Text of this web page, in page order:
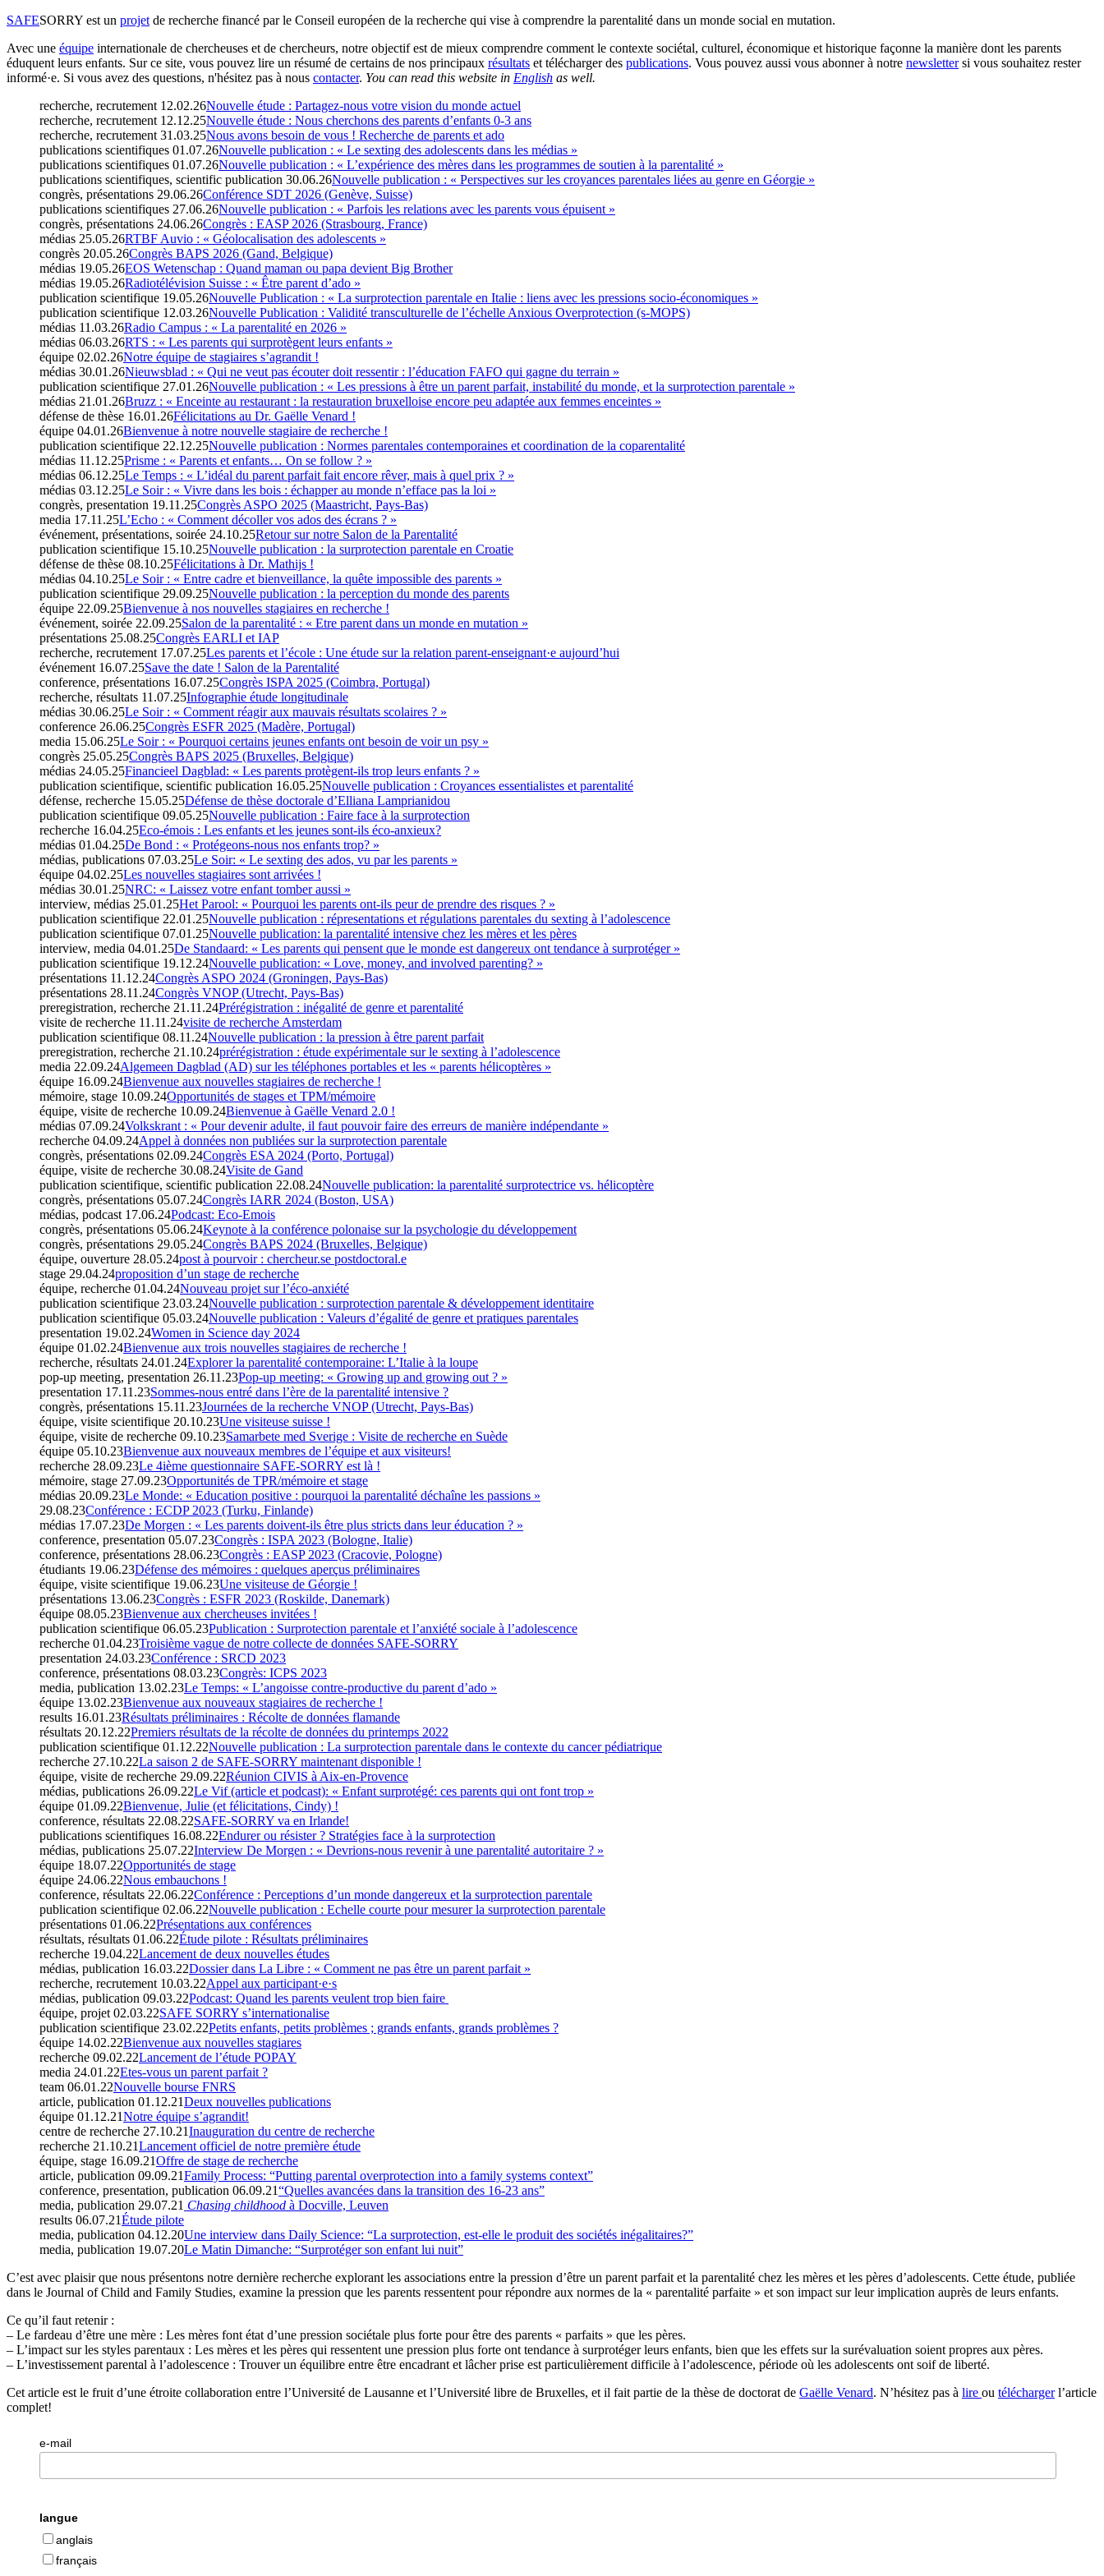
SAFESORRY est un projet de recherche financé par le Conseil européen de la recherche qui vise à comprendre la parentalité dans un monde social en mutation.
Avec une équipe internationale de chercheuses et de chercheurs, notre objectif est de mieux comprendre comment le contexte sociétal, culturel, économique et historique façonne la manière dont les parents
éduquent leurs enfants. Sur ce site, vous pouvez lire un résumé de certains de nos principaux résultats et télécharger des publications. Vous pouvez aussi vous abonner à notre newslettersi vous souhaitez rester
informé·e. Si vous avez des questions, n'hésitez pas à nous contacter. You can read this website in English as well.
recherche, recrutement 12.02.26Nouvelle étude : Partagez-nous votre vision du monde actuel
recherche, recrutement 12.12.25Nouvelle étude : Nous cherchons des parents d’enfants 0-3 ans
recherche, recrutement 31.03.25Nous avons besoin de vous ! Recherche de parents et ado
publications scientifiques 01.07.26Nouvelle publication : « Le sexting des adolescents dans les médias »
publications scientifiques 01.07.26Nouvelle publication : « L’expérience des mères dans les programmes de soutien à la parentalité »
publications scientifiques, scientific publication 30.06.26Nouvelle publication : « Perspectives sur les croyances parentales liées au genre en Géorgie »
congrès, présentations 29.06.26Conférence SDT 2026 (Genève, Suisse)
publications scientifiques 27.06.26Nouvelle publication : « Parfois les relations avec les parents vous épuisent »
congrès, présentations 24.06.26Congrès : EASP 2026 (Strasbourg, France)
médias 25.05.26RTBF Auvio : « Géolocalisation des adolescents »
congrès 20.05.26Congrès BAPS 2026 (Gand, Belgique)
médias 19.05.26EOS Wetenschap : Quand maman ou papa devient Big Brother
médias 19.05.26Radiotélévision Suisse : « Être parent d’ado »
publication scientifique 19.05.26Nouvelle Publication : « La surprotection parentale en Italie : liens avec les pressions socio-économiques »
publication scientifique 12.03.26Nouvelle Publication : Validité transculturelle de l’échelle Anxious Overprotection (s-MOPS)
médias 11.03.26Radio Campus : « La parentalité en 2026 »
médias 06.03.26RTS : « Les parents qui surprotègent leurs enfants »
équipe 02.02.26Notre équipe de stagiaires s’agrandit !
médias 30.01.26Nieuwsblad : « Qui ne veut pas écouter doit ressentir : l’éducation FAFO qui gagne du terrain »
publication scientifique 27.01.26Nouvelle publication : « Les pressions à être un parent parfait, instabilité du monde, et la surprotection parentale »
médias 21.01.26Bruzz : « Enceinte au restaurant : la restauration bruxelloise encore peu adaptée aux femmes enceintes »
défense de thèse 16.01.26Félicitations au Dr. Gaëlle Venard !
équipe 04.01.26Bienvenue à notre nouvelle stagiaire de recherche !
publication scientifique 22.12.25Nouvelle publication : Normes parentales contemporaines et coordination de la coparentalité
médias 11.12.25Prisme : « Parents et enfants… On se follow ? »
médias 06.12.25Le Temps : « L’idéal du parent parfait fait encore rêver, mais à quel prix ? »
médias 03.12.25Le Soir : « Vivre dans les bois : échapper au monde n’efface pas la loi »
congrès, presentation 19.11.25Congrès ASPO 2025 (Maastricht, Pays-Bas)
media 17.11.25L’Echo : « Comment décoller vos ados des écrans ? »
événement, présentations, soirée 24.10.25Retour sur notre Salon de la Parentalité
publication scientifique 15.10.25Nouvelle publication : la surprotection parentale en Croatie
défense de thèse 08.10.25Félicitations à Dr. Mathijs !
médias 04.10.25Le Soir : « Entre cadre et bienveillance, la quête impossible des parents »
publication scientifique 29.09.25Nouvelle publication : la perception du monde des parents
équipe 22.09.25Bienvenue à nos nouvelles stagiaires en recherche !
événement, soirée 22.09.25Salon de la parentalité : « Etre parent dans un monde en mutation »
présentations 25.08.25Congrès EARLI et IAP
recherche, recrutement 17.07.25Les parents et l’école : Une étude sur la relation parent-enseignant·e aujourd’hui
événement 16.07.25Save the date ! Salon de la Parentalité
conference, présentations 16.07.25Congrès ISPA 2025 (Coimbra, Portugal)
recherche, résultats 11.07.25Infographie étude longitudinale
médias 30.06.25Le Soir : « Comment réagir aux mauvais résultats scolaires ? »
conference 26.06.25Congrès ESFR 2025 (Madère, Portugal)
media 15.06.25Le Soir : « Pourquoi certains jeunes enfants ont besoin de voir un psy »
congrès 25.05.25Congrès BAPS 2025 (Bruxelles, Belgique)
médias 24.05.25Financieel Dagblad: « Les parents protègent-ils trop leurs enfants ? »
publication scientifique, scientific publication 16.05.25Nouvelle publication : Croyances essentialistes et parentalité
défense, recherche 15.05.25Défense de thèse doctorale d’Elliana Lamprianidou
publication scientifique 09.05.25Nouvelle publication : Faire face à la surprotection
recherche 16.04.25Eco-émois : Les enfants et les jeunes sont-ils éco-anxieux?
médias 01.04.25De Bond : « Protégeons-nous nos enfants trop? »
médias, publications 07.03.25Le Soir: « Le sexting des ados, vu par les parents »
équipe 04.02.25Les nouvelles stagiaires sont arrivées !
médias 30.01.25NRC: « Laissez votre enfant tomber aussi »
interview, médias 25.01.25Het Parool: « Pourquoi les parents ont-ils peur de prendre des risques ? »
publication scientifique 22.01.25Nouvelle publication : répresentations et régulations parentales du sexting à l’adolescence
publication scientifique 07.01.25Nouvelle publication: la parentalité intensive chez les mères et les pères
interview, media 04.01.25De Standaard: « Les parents qui pensent que le monde est dangereux ont tendance à surprotéger »
publication scientifique 19.12.24Nouvelle publication: « Love, money, and involved parenting? »
présentations 11.12.24Congrès ASPO 2024 (Groningen, Pays-Bas)
présentations 28.11.24Congrès VNOP (Utrecht, Pays-Bas)
preregistration, recherche 21.11.24Prérégistration : inégalité de genre et parentalité
visite de recherche 11.11.24visite de recherche Amsterdam
publication scientifique 08.11.24Nouvelle publication : la pression à être parent parfait
preregistration, recherche 21.10.24prérégistration : étude expérimentale sur le sexting à l’adolescence
media 22.09.24Algemeen Dagblad (AD) sur les téléphones portables et les « parents hélicoptères »
équipe 16.09.24Bienvenue aux nouvelles stagiaires de recherche !
mémoire, stage 10.09.24Opportunités de stages et TPM/mémoire
équipe, visite de recherche 10.09.24Bienvenue à Gaëlle Venard 2.0 !
médias 07.09.24Volkskrant : « Pour devenir adulte, il faut pouvoir faire des erreurs de manière indépendante »
recherche 04.09.24Appel à données non publiées sur la surprotection parentale
congrès, présentations 02.09.24Congrès ESA 2024 (Porto, Portugal)
équipe, visite de recherche 30.08.24Visite de Gand
publication scientifique, scientific publication 22.08.24Nouvelle publication: la parentalité surprotectrice vs. hélicoptère
congrès, présentations 05.07.24Congrès IARR 2024 (Boston, USA)
médias, podcast 17.06.24Podcast: Eco-Emois
congrès, présentations 05.06.24Keynote à la conférence polonaise sur la psychologie du développement
congrès, présentations 29.05.24Congrès BAPS 2024 (Bruxelles, Belgique)
équipe, ouverture 28.05.24post à pourvoir : chercheur.se postdoctoral.e
stage 29.04.24proposition d’un stage de recherche
équipe, recherche 01.04.24Nouveau projet sur l’éco-anxiété
publication scientifique 23.03.24Nouvelle publication : surprotection parentale & développement identitaire
publication scientifique 05.03.24Nouvelle publication : Valeurs d’égalité de genre et pratiques parentales
presentation 19.02.24Women in Science day 2024
équipe 01.02.24Bienvenue aux trois nouvelles stagiaires de recherche !
recherche, résultats 24.01.24Explorer la parentalité contemporaine: L’Italie à la loupe
pop-up meeting, presentation 26.11.23Pop-up meeting: « Growing up and growing out ? »
presentation 17.11.23Sommes-nous entré dans l’ère de la parentalité intensive ?
congrès, présentations 15.11.23Journées de la recherche VNOP (Utrecht, Pays-Bas)
équipe, visite scientifique 20.10.23Une visiteuse suisse !
équipe, visite de recherche 09.10.23Samarbete med Sverige : Visite de recherche en Suède
équipe 05.10.23Bienvenue aux nouveaux membres de l’équipe et aux visiteurs!
recherche 28.09.23Le 4ième questionnaire SAFE-SORRY est là !
mémoire, stage 27.09.23Opportunités de TPR/mémoire et stage
médias 20.09.23Le Monde: « Education positive : pourquoi la parentalité déchaîne les passions »
29.08.23Conférence : ECDP 2023 (Turku, Finlande)
médias 17.07.23De Morgen : « Les parents doivent-ils être plus stricts dans leur éducation ? »
conference, presentation 05.07.23Congrès : ISPA 2023 (Bologne, Italie)
conference, présentations 28.06.23Congrès : EASP 2023 (Cracovie, Pologne)
étudiants 19.06.23Défense des mémoires : quelques aperçus préliminaires
équipe, visite scientifique 19.06.23Une visiteuse de Géorgie !
présentations 13.06.23Congrès : ESFR 2023 (Roskilde, Danemark)
équipe 08.05.23Bienvenue aux chercheuses invitées !
publication scientifique 06.05.23Publication : Surprotection parentale et l’anxiété sociale à l’adolescence
recherche 01.04.23Troisième vague de notre collecte de données SAFE-SORRY
presentation 24.03.23Conférence : SRCD 2023
conference, présentations 08.03.23Congrès: ICPS 2023
media, publication 13.02.23Le Temps: « L’angoisse contre-productive du parent d’ado »
équipe 13.02.23Bienvenue aux nouveaux stagiaires de recherche !
results 16.01.23Résultats préliminaires : Récolte de données flamande
résultats 20.12.22Premiers résultats de la récolte de données du printemps 2022
publication scientifique 01.12.22Nouvelle publication : La surprotection parentale dans le contexte du cancer pédiatrique
recherche 27.10.22La saison 2 de SAFE-SORRY maintenant disponible !
équipe, visite de recherche 29.09.22Réunion CIVIS à Aix-en-Provence
médias, publications 26.09.22Le Vif (article et podcast): « Enfant surprotégé: ces parents qui ont font trop »
équipe 01.09.22Bienvenue, Julie (et félicitations, Cindy) !
conference, résultats 22.08.22SAFE-SORRY va en Irlande!
publications scientifiques 16.08.22Endurer ou résister ? Stratégies face à la surprotection
médias, publications 25.07.22Interview De Morgen : « Devrions-nous revenir à une parentalité autoritaire ? »
équipe 18.07.22Opportunités de stage
équipe 24.06.22Nous embauchons !
conference, résultats 22.06.22Conférence : Perceptions d’un monde dangereux et la surprotection parentale
publication scientifique 02.06.22Nouvelle publication : Echelle courte pour mesurer la surprotection parentale
présentations 01.06.22Présentations aux conférences
résultats, résultats 01.06.22Étude pilote : Résultats préliminaires
recherche 19.04.22Lancement de deux nouvelles études
médias, publication 16.03.22Dossier dans La Libre : « Comment ne pas être un parent parfait »
recherche, recrutement 10.03.22Appel aux participant·e·s
médias, publication 09.03.22Podcast: Quand les parents veulent trop bien faire
équipe, projet 02.03.22SAFE SORRY s’internationalise
publication scientifique 23.02.22Petits enfants, petits problèmes ; grands enfants, grands problèmes ?
équipe 14.02.22Bienvenue aux nouvelles stagiares
recherche 09.02.22Lancement de l’étude POPAY
media 24.01.22Etes-vous un parent parfait ?
team 06.01.22Nouvelle bourse FNRS
article, publication 01.12.21Deux nouvelles publications
équipe 01.12.21Notre équipe s’agrandit!
centre de recherche 27.10.21Inauguration du centre de recherche
recherche 21.10.21Lancement officiel de notre première étude
équipe, stage 16.09.21Offre de stage de recherche
article, publication 09.09.21Family Process: “Putting parental overprotection into a family systems context”
conference, presentation, publication 06.09.21“Quelles avancées dans la transition des 16-23 ans”
media, publication 29.07.21 Chasing childhood à Docville, Leuven
results 06.07.21Étude pilote
media, publication 04.12.20Une interview dans Daily Science: “La surprotection, est-elle le produit des sociétés inégalitaires?”
media, publication 19.07.20Le Matin Dimanche: “Surprotéger son enfant lui nuit”
C’est avec plaisir que nous présentons notre dernière recherche explorant les associations entre la pression d’être un parent parfait et la parentalité chez les mères et les pères d’adolescents. Cette étude, publiée
dans le Journal of Child and Family Studies, examine la pression que les parents ressentent pour répondre aux normes de la « parentalité parfaite » et son impact sur leur implication auprès de leurs enfants.
Ce qu’il faut retenir :
– Le fardeau d’être une mère : Les mères font état d’une pression sociétale plus forte pour être des parents « parfaits » que les pères.
– L’impact sur les styles parentaux : Les mères et les pères qui ressentent une pression plus forte ont tendance à surprotéger leurs enfants, bien que les effets sur la surévaluation soient propres aux pères.
– L’investissement parental à l’adolescence : Trouver un équilibre entre être encadrant et lâcher prise est particulièrement difficile à l’adolescence, période où les adolescents ont soif de liberté.
Cet article est le fruit d’une étroite collaboration entre l’Université de Lausanne et l’Université libre de Bruxelles, et il fait partie de la thèse de doctorat de Gaëlle Venard. N’hésitez pas à lire ou téléchargerl’article
complet!
e-mail
langue
anglais
français